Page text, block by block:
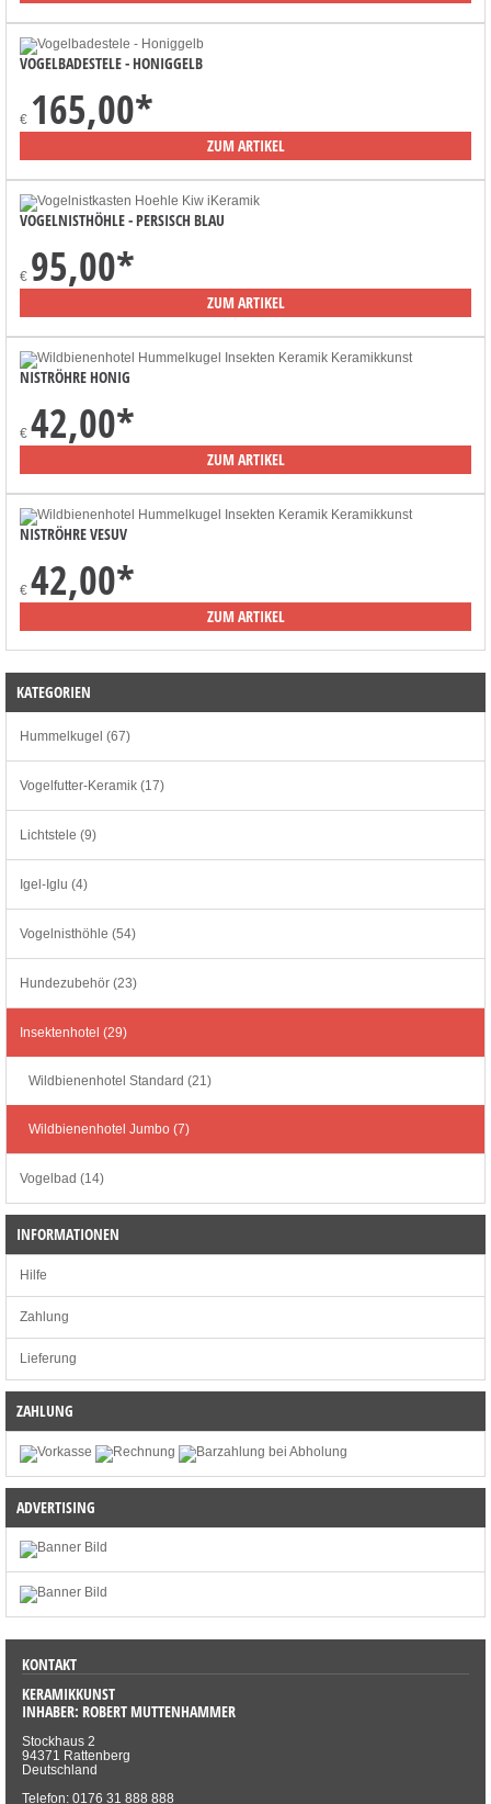
VOGELBADESTELE - HONIGGELB
€ 165,00*
ZUM ARTIKEL
VOGELNISTHÖHLE - PERSISCH BLAU
€ 95,00*
ZUM ARTIKEL
NISTRÖHRE HONIG
€ 42,00*
ZUM ARTIKEL
NISTRÖHRE VESUV
€ 42,00*
ZUM ARTIKEL
KATEGORIEN
Hummelkugel (67)
Vogelfutter-Keramik (17)
Lichtstele (9)
Igel-Iglu (4)
Vogelnisthöhle (54)
Hundezubehör (23)
Insektenhotel (29)
Wildbienenhotel Standard (21)
Wildbienenhotel Jumbo (7)
Vogelbad (14)
INFORMATIONEN
Hilfe
Zahlung
Lieferung
ZAHLUNG
ADVERTISING
KONTAKT
KERAMIKKUNST
INHABER: ROBERT MUTTENHAMMER
Stockhaus 2
94371 Rattenberg
Deutschland
Telefon: 0176 31 888 888